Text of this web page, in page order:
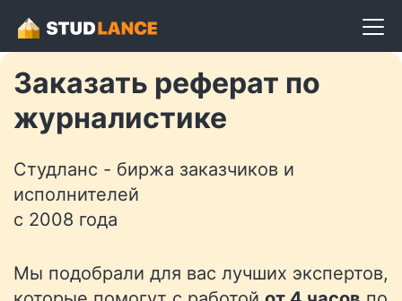
Заказать реферат по
журналистике
Студланс - биржа заказчиков и
исполнителей
с 2008 года
Мы подобрали для вас лучших экспертов,